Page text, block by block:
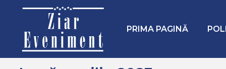
PRIMA PAGINĂ
2023